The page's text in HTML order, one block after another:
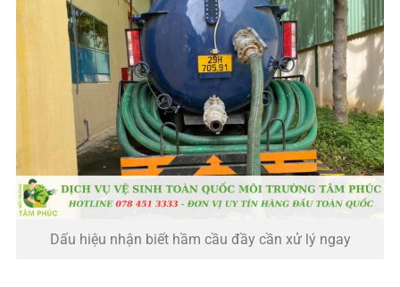
Dấu hiệu nhận biết hầm cầu đầy cần xử lý ngay